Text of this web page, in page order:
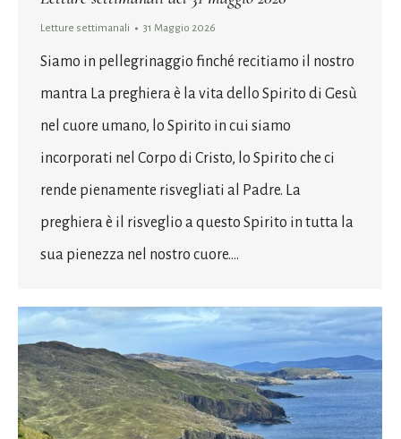
Letture settimanali 31 Maggio 2026
Siamo in pellegrinaggio finché recitiamo il nostro
mantra La preghiera è la vita dello Spirito di Gesù
nel cuore umano, lo Spirito in cui siamo
incorporati nel Corpo di Cristo, lo Spirito che ci
rende pienamente risvegliati al Padre. La
preghiera è il risveglio a questo Spirito in tutta la
sua pienezza nel nostro cuore.…